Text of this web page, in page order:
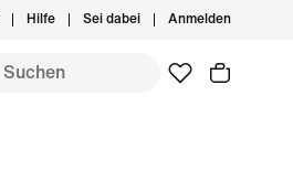
Hilfe Sei dabei Anmelden